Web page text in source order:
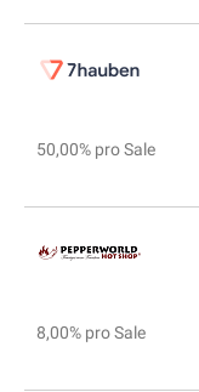
50,00% pro Sale
8,00% pro Sale